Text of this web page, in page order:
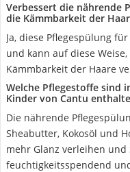
Verbessert die nährende
die Kämmbarkeit der
Ja, diese Pflegespülung
und kann auf diese
Kämmbarkeit der Haare
Welche Pflegestoffe sind
Kinder von Cantu
Die nährende
Sheabutter, Kokosöl und
mehr Glanz verleihen und
feuchtigkeitsspendend